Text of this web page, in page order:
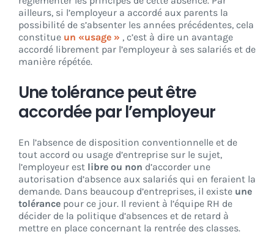
ailleurs, si l’employeur a accordé aux parents la
possibilité de s’absenter les années précédentes, cela
constitue un «usage » , c’est à dire un avantage
accordé librement par l’employeur à ses salariés et de
manière répétée.
Une tolérance peut être
accordée par l’employeur
En l’absence de disposition conventionnelle et de
tout accord ou usage d’entreprise sur le sujet,
l’employeur est libre ou non d’accorder une
autorisation d’absence aux salariés qui en feraient la
demande. Dans beaucoup d’entreprises, il existe une
tolérance pour ce jour. Il revient à l’équipe RH de
décider de la politique d’absences et de retard à
mettre en place concernant la rentrée des classes.